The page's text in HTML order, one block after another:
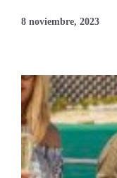
8 noviembre, 2023